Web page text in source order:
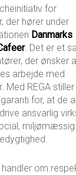
for
der hører under
Danmarks
. Det er et
der ønsker
arbejde med
Med REGA stiller
for, at de
ansvarlig
handler om